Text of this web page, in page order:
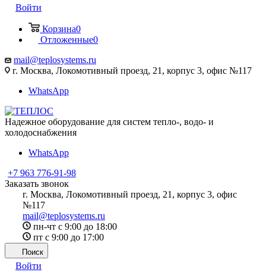
Войти
Корзина0
Отложенные0
mail@teplosystems.ru
г. Москва, Локомотивный проезд, 21, корпус 3, офис №117
WhatsApp
Надежное оборудование для систем тепло-, водо- и
холодоснабжения
WhatsApp
+7 963 776-91-98
Заказать звонок
г. Москва, Локомотивный проезд, 21, корпус 3, офис
№117
mail@teplosystems.ru
пн-чт с 9:00 до 18:00
пт с 9:00 до 17:00
Поиск
Войти